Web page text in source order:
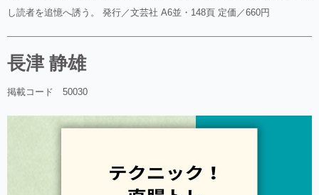
し読者を追憶へ誘う。 発行／文芸社 A6並・148頁 定価／660円
長津 静雄
掲載コード 50030